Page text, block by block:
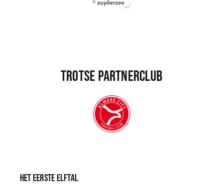
Trotse partnerclub
Het eerste elftal